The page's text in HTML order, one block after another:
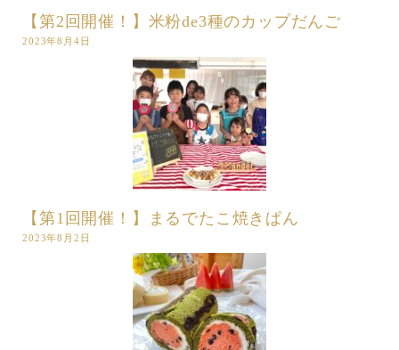
【第2回開催！】米粉de3種のカップだんご
2023年8月4日
【第1回開催！】まるでたこ焼きぱん
2023年8月2日